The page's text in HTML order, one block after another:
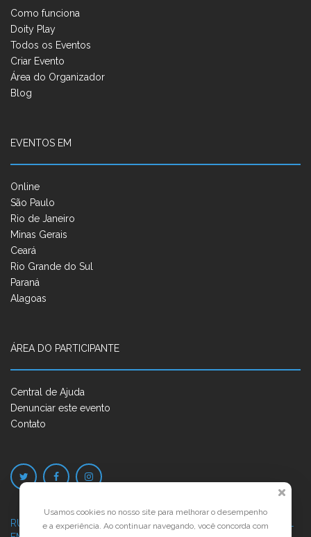
Como funciona
Doity Play
Todos os Eventos
Criar Evento
Área do Organizador
Blog
EVENTOS EM
Online
São Paulo
Rio de Janeiro
Minas Gerais
Ceará
Rio Grande do Sul
Paraná
Alagoas
ÁREA DO PARTICIPANTE
Central de Ajuda
Denunciar este evento
Contato
RUA JOSÉ PONTES DE MAGALHÃES, 70JATIÚCA, MACEIÓ - AL
Usamos cookies no nosso site para melhorar o desempenho
e a experiência. Ao continuar navegando, você concorda com